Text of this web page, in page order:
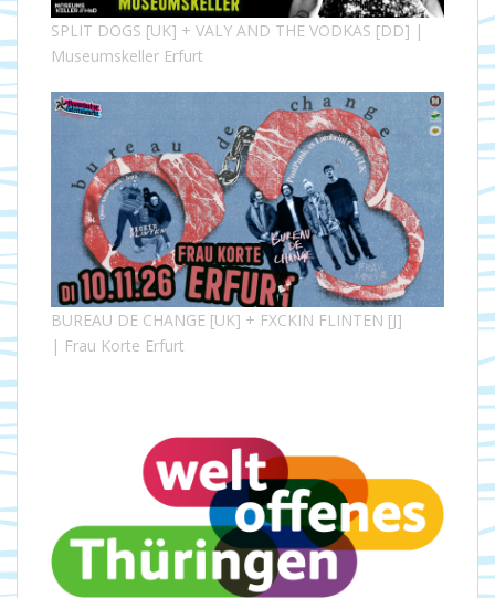
SPLIT DOGS [UK] + VALY AND THE VODKAS [DD] |
Museumskeller Erfurt
BUREAU DE CHANGE [UK] + FXCKIN FLINTEN [J]
| Frau Korte Erfurt